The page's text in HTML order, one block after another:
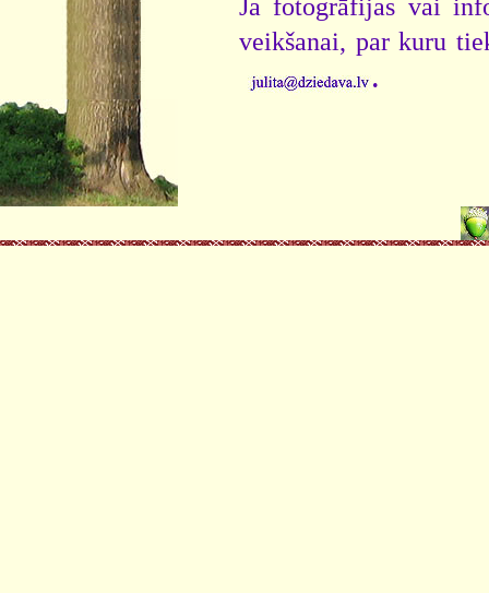
Ja fotogrāfijas vai
veikšanai, par kuru
.